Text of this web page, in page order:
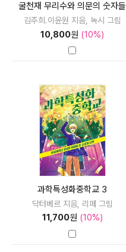
굴천재 무리수와 의문의 숫자들
김주희.이윤원 지음, 녹시 그림
10,800원 (10%)
과학특성화중학교 3
닥터베르 지음, 리페 그림
11,700원 (10%)